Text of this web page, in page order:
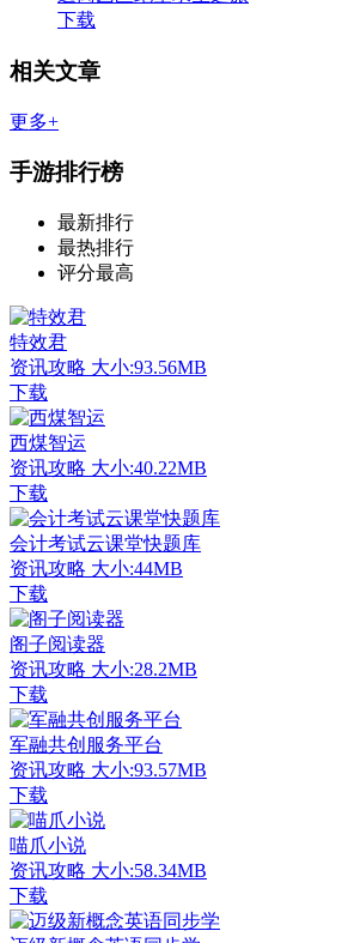
下载
相关文章
更多+
手游排行榜
最新排行
最热排行
评分最高
特效君
资讯攻略 大小:93.56MB
下载
西煤智运
资讯攻略 大小:40.22MB
下载
会计考试云课堂快题库
资讯攻略 大小:44MB
下载
阁子阅读器
资讯攻略 大小:28.2MB
下载
军融共创服务平台
资讯攻略 大小:93.57MB
下载
喵爪小说
资讯攻略 大小:58.34MB
下载